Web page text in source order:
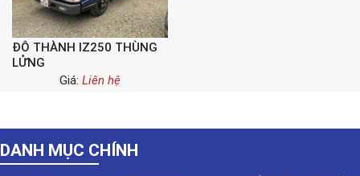
ĐÔ THÀNH IZ250 THÙNG
LỬNG
Giá: Liên hệ
DANH MỤC CHÍNH